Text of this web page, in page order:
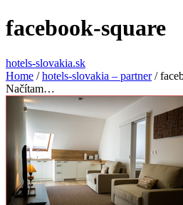
facebook-square
hotels-slovakia.sk
Home / hotels-slovakia – partner /
Načítam…